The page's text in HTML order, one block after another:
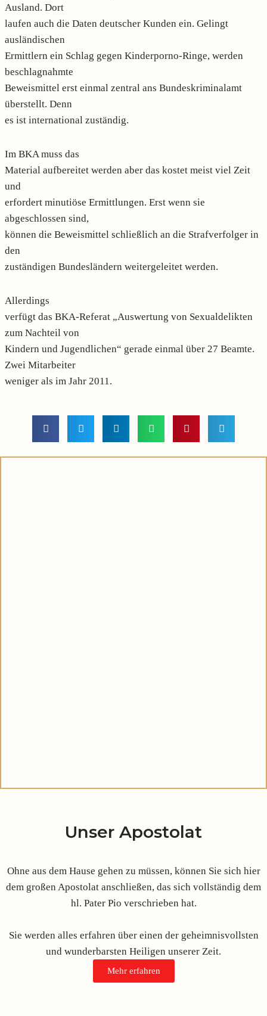
Ausland. Dort
laufen auch die Daten deutscher Kunden ein. Gelingt
ausländischen
Ermittlern ein Schlag gegen Kinderporno-Ringe, werden
beschlagnahmte
Beweismittel erst einmal zentral ans Bundeskriminalamt
überstellt. Denn
es ist international zuständig.
Im BKA muss das
Material aufbereitet werden aber das kostet meist viel Zeit
und
erfordert minutiöse Ermittlungen. Erst wenn sie
abgeschlossen sind,
können die Beweismittel schließlich an die Strafverfolger in
den
zuständigen Bundesländern weitergeleitet werden.
Allerdings
verfügt das BKA-Referat „Auswertung von Sexualdelikten
zum Nachteil von
Kindern und Jugendlichen“ gerade einmal über 27 Beamte.
Zwei Mitarbeiter
weniger als im Jahr 2011.
Unser Apostolat
Ohne aus dem Hause gehen zu müssen, können Sie sich hier
dem großen Apostolat anschließen, das sich vollständig dem
hl. Pater Pio verschrieben hat.
Sie werden alles erfahren über einen der geheimnisvollsten
und wunderbarsten Heiligen unserer Zeit.
Mehr erfahren